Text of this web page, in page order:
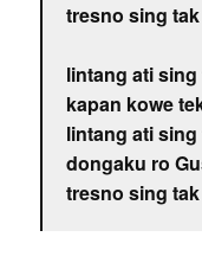
tresno sing
lintang ati
kapan kowe
lintang ati
dongaku ro
tresno sing